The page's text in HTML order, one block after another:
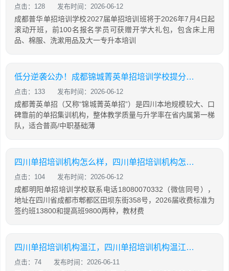
点击：128 发布时间：2026-06-12
成都普华单招培训学校2027届单招培训班将于2026年7月4日起
滚动开班，前100名报名学员可获赠开学大礼包，包含床上用
品、棉服、洗漱用品及大一专升本培训
低分逆袭公办！成都锦城菁英单招培训学校提分攻略
点击：133 发布时间：2026-06-12
成都菁英单招（又称“锦城菁英单招”）是四川本地规模较大、口
碑靠前的单招集训机构，整体教学质量与升学率在省内属第一梯
队，适合普高/中职基础薄
四川单招培训机构怎么样，四川单招培训机构怎么样知乎
点击：104 发布时间：2026-06-12
成都明阳单招培训学校联系电话18080070332（微信同号），
地址在四川省成都市郫都区田坝东街358号，2026届收费标准为
签约班13800和提高班9800两种，教材费
四川单招培训机构温江，四川单招培训机构温江有哪些
点击：74 发布时间：2026-06-11